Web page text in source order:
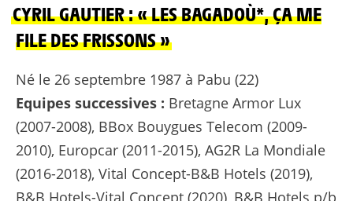
CYRIL GAUTIER : « LES BAGADOÙ*, ÇA ME
FILE DES FRISSONS »
Né le 26 septembre 1987 à Pabu (22)
Equipes successives : Bretagne Armor Lux
(2007-2008), BBox Bouygues Telecom (2009-
2010), Europcar (2011-2015), AG2R La Mondiale
(2016-2018), Vital Concept-B&B Hotels (2019),
B&B Hotels-Vital Concept (2020), B&B Hotels p/b